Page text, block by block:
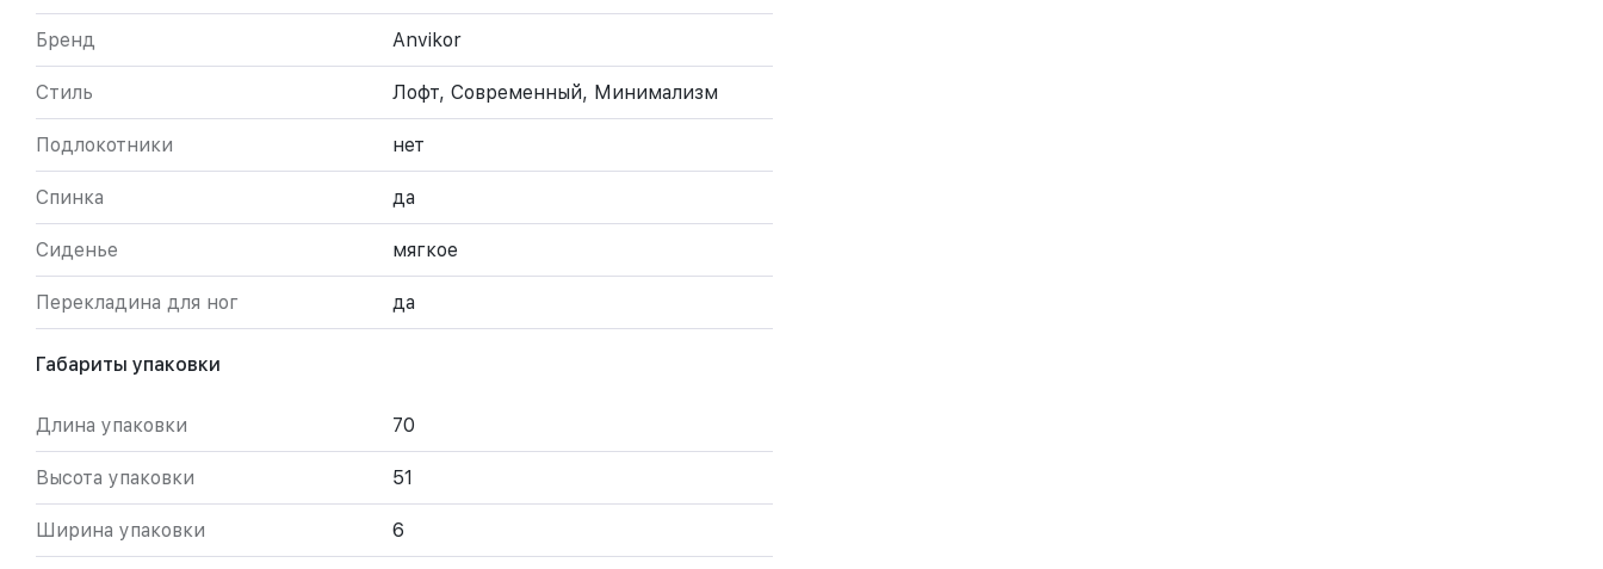
Бренд Anvikor
Стиль Лофт, Современный, Минимализм
Подлокотники нет
Спинка да
Сиденье мягкое
Перекладина для ног да
Габариты упаковки
Длина упаковки 70
Высота упаковки 51
Ширина упаковки 6